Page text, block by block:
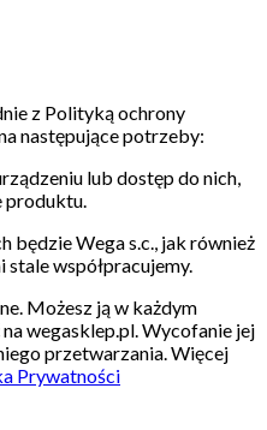
z Polityką ochrony
następujące potrzeby:
lub dostęp do nich,
produktu.
będzie Wega s.c., jak również
współpracujemy.
Możesz ją w każdym
wegasklep.pl. Wycofanie jej
przetwarzania. Więcej
Prywatności